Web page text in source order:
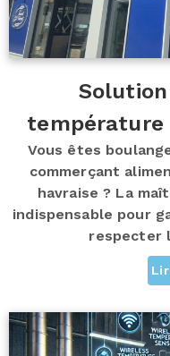
température
Vous êtes
commerçant
havraise ? La
indispensable pour
respecter